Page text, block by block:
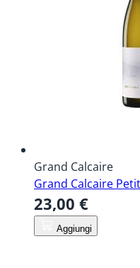
Grand Calcaire
Grand Calcaire
23,00 €
Aggiungi